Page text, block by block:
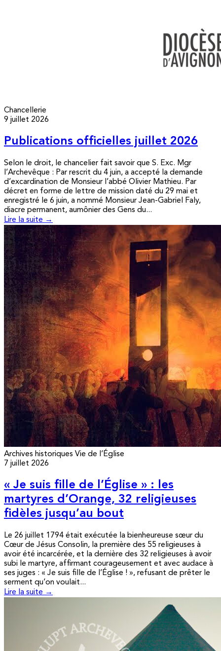
Chancellerie
9 juillet 2026
Publications officielles juillet 2026
Selon le droit, le chancelier fait savoir que S. Exc. Mgr
l’Archevêque : Par rescrit du 4 juin, a accepté la demande
d’excardination de Monsieur l’abbé Olivier Mathieu. Par
décret en forme de lettre de mission daté du 29 mai et
enregistré le 6 juin, a nommé Monsieur Jean-Gabriel Faly,
diacre permanent, aumônier des Gens du...
Lire la suite →
Archives historiques Vie de l’Église
7 juillet 2026
« Je suis fille de l’Église » : les
martyres d’Orange, 32 religieuses
fidèles jusqu’au bout
Le 26 juillet 1794 était exécutée la bienheureuse sœur du
Cœur de Jésus Consolin, la première des 55 religieuses à
avoir été incarcérée, et la dernière des 32 religieuses à avoir
subi le martyre, affirmant courageusement et avec audace à
ses juges : « Je suis fille de l’Église ! », refusant de prêter le
serment qu’on voulait...
Lire la suite →